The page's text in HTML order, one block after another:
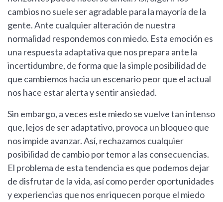
cambios no suele ser agradable para la mayoría de la
gente. Ante cualquier alteración de nuestra
normalidad respondemos con miedo. Esta emoción es
una respuesta adaptativa que nos prepara ante la
incertidumbre, de forma que la simple posibilidad de
que cambiemos hacia un escenario peor que el actual
nos hace estar alerta y sentir ansiedad.
Sin embargo, a veces este miedo se vuelve tan intenso
que, lejos de ser adaptativo, provoca un bloqueo que
nos impide avanzar. Así, rechazamos cualquier
posibilidad de cambio por temor a las consecuencias.
El problema de esta tendencia es que podemos dejar
de disfrutar de la vida, así como perder oportunidades
y experiencias que nos enriquecen porque el miedo